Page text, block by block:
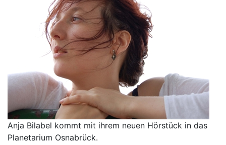
Anja Bilabel kommt mit ihrem neuen Hörstück in das
Planetarium Osnabrück.